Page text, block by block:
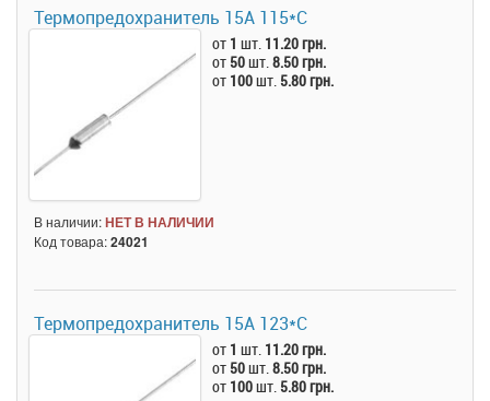
Термопредохранитель 15А 115*C
от 1 шт. 11.20 грн.
от 50шт.8.50 грн.
от 100шт. 5.80 грн.
В наличии:НЕТ В НАЛИЧИИ
Код товара:24021
Термопредохранитель 15А 123*C
от 1 шт. 11.20 грн.
от 50шт.8.50 грн.
от 100шт. 5.80 грн.